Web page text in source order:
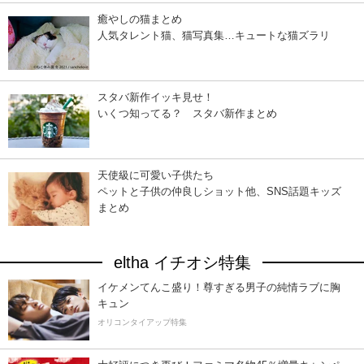
癒やしの猫まとめ
人気タレント猫、猫写真集…キュートな猫ズラリ
スタバ新作イッキ見せ！
いくつ知ってる？ スタバ新作まとめ
天使級に可愛い子供たち
ペットと子供の仲良しショット他、SNS話題キッズ
まとめ
eltha イチオシ特集
イケメンてんこ盛り！尊すぎる男子の純情ラブに胸
キュン
オリコンタイアップ特集